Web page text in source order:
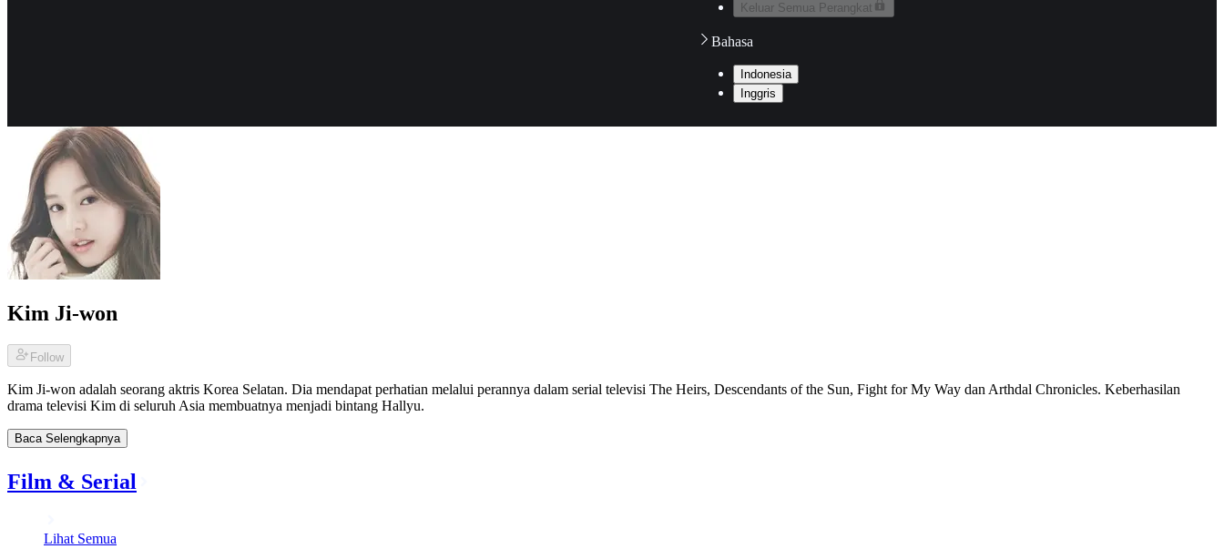
Keluar Semua Perangkat
Bahasa
Indonesia
Inggris
Kim Ji-won
Follow
Kim Ji-won adalah seorang aktris Korea Selatan. Dia mendapat perhatian melalui perannya dalam serial televisi The Heirs, Descendants of the Sun, Fight for My Way dan Arthdal Chronicles. Keberhasilan
drama televisi Kim di seluruh Asia membuatnya menjadi bintang Hallyu.
Baca Selengkapnya
Film & Serial
Lihat Semua